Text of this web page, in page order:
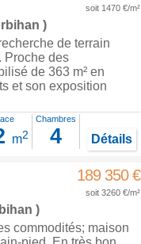
soit 1470 €/m²
)
de terrain
Proche des
de 363 m² en
et son exposition
m2
Chambres
4 Détails
189 350 €
soit 3260 €/m²
)
commodités; maison